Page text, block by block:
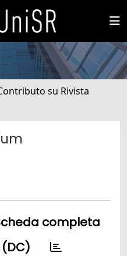
su Rivista
completa